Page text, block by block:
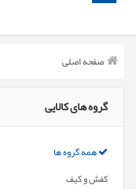
صفحه اصلی
گروه های کالایی
همه گروه ها
کفش و کیف